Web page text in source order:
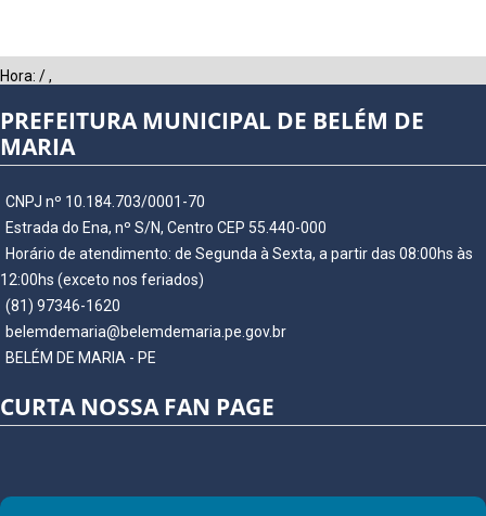
Hora: /,
PREFEITURA MUNICIPAL DE BELÉM DE
MARIA
CNPJ nº 10.184.703/0001-70
Estrada do Ena, nº S/N, Centro CEP 55.440-000
Horário de atendimento: de Segunda à Sexta, a partir das 08:00hs às
12:00hs (exceto nos feriados)
(81) 97346-1620
belemdemaria@belemdemaria.pe.gov.br
BELÉM DE MARIA - PE
CURTA NOSSA FAN PAGE